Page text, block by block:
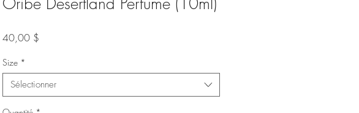
40,00 $
Size *
Sélectionner